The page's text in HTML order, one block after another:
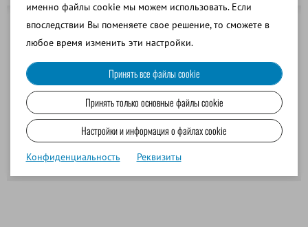
именно файлы cookie мы можем использовать. Если
впоследствии Вы поменяете свое решение, то сможете в
любое время изменить эти настройки.
Принять все файлы cookie
Принять только основные файлы cookie
Настройки и информация о файлах cookie
Конфиденциальность Реквизиты